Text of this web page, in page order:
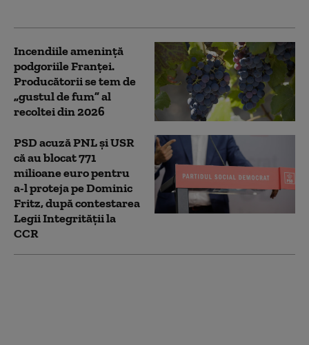
Incendiile amenință
podgoriile Franței.
Producătorii se tem de
„gustul de fum” al
recoltei din 2026
PSD acuză PNL şi USR
că au blocat 771
milioane euro pentru
a-l proteja pe Dominic
Fritz, după contestarea
Legii Integrității la
CCR